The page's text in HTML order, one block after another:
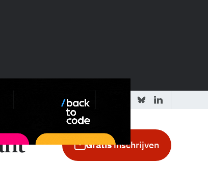
Adverteren in de GIC
Gratisinschrijven